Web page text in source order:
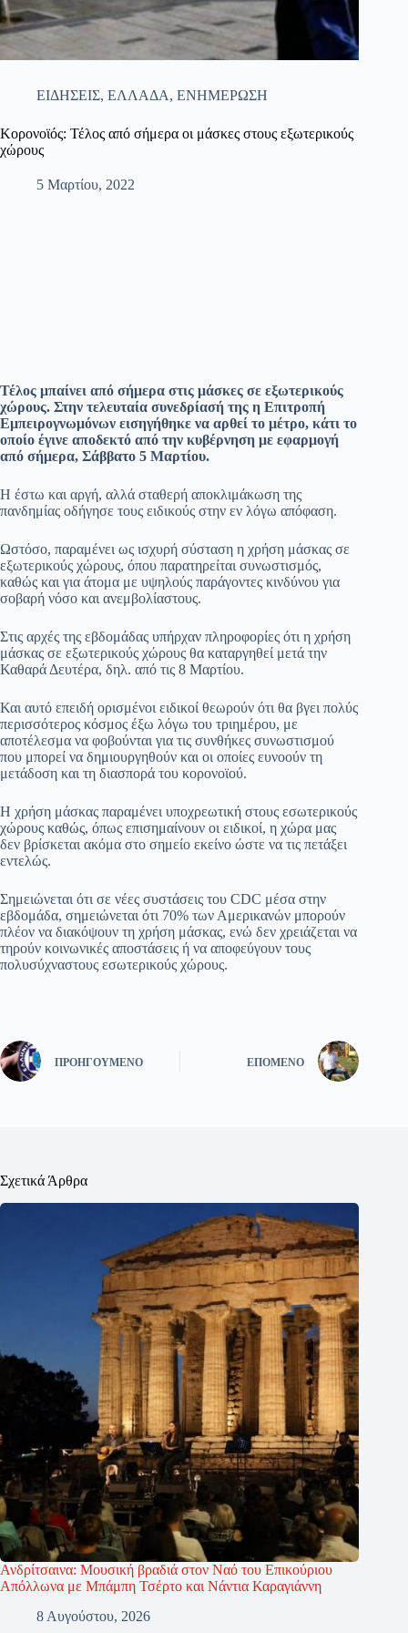
ΕΙΔΗΣΕΙΣ, ΕΛΛΑΔΑ, ΕΝΗΜΕΡΩΣΗ
Κορονοϊός: Τέλος από σήμερα οι μάσκες στους εξωτερικούς
χώρους
5 Μαρτίου, 2022
Τέλος μπαίνει από σήμερα στις μάσκες σε εξωτερικούς
χώρους. Στην τελευταία συνεδρίασή της η Επιτροπή
Εμπειρογνωμόνων εισηγήθηκε να αρθεί το μέτρο, κάτι το
οποίο έγινε αποδεκτό από την κυβέρνηση με εφαρμογή
από σήμερα, Σάββατο 5 Μαρτίου.
Η έστω και αργή, αλλά σταθερή αποκλιμάκωση της
πανδημίας οδήγησε τους ειδικούς στην εν λόγω απόφαση.
Ωστόσο, παραμένει ως ισχυρή σύσταση η χρήση μάσκας σε
εξωτερικούς χώρους, όπου παρατηρείται συνωστισμός,
καθώς και για άτομα με υψηλούς παράγοντες κινδύνου για
σοβαρή νόσο και ανεμβολίαστους.
Στις αρχές της εβδομάδας υπήρχαν πληροφορίες ότι η χρήση
μάσκας σε εξωτερικούς χώρους θα καταργηθεί μετά την
Καθαρά Δευτέρα, δηλ. από τις 8 Μαρτίου.
Και αυτό επειδή ορισμένοι ειδικοί θεωρούν ότι θα βγει πολύς
περισσότερος κόσμος έξω λόγω του τριημέρου, με
αποτέλεσμα να φοβούνται για τις συνθήκες συνωστισμού
που μπορεί να δημιουργηθούν και οι οποίες ευνοούν τη
μετάδοση και τη διασπορά του κορονοϊού.
Η χρήση μάσκας παραμένει υποχρεωτική στους εσωτερικούς
χώρους καθώς, όπως επισημαίνουν οι ειδικοί, η χώρα μας
δεν βρίσκεται ακόμα στο σημείο εκείνο ώστε να τις πετάξει
εντελώς.
Σημειώνεται ότι σε νέες συστάσεις του CDC μέσα στην
εβδομάδα, σημειώνεται ότι 70% των Αμερικανών μπορούν
πλέον να διακόψουν τη χρήση μάσκας, ενώ δεν χρειάζεται να
τηρούν κοινωνικές αποστάσεις ή να αποφεύγουν τους
πολυσύχναστους εσωτερικούς χώρους.
ΠΡΟΗΓΟΎΜΕΝΟ ΕΠΌΜΕΝΟ
Σχετικά Άρθρα
Ανδρίτσαινα: Μουσική βραδιά στον Ναό του Επικούριου
Απόλλωνα με Μπάμπη Τσέρτο και Νάντια Καραγιάννη
8 Αυγούστου, 2026